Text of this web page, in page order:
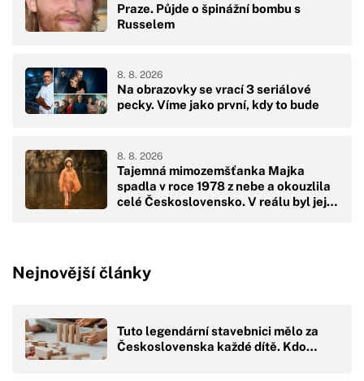
Praze. Půjde o špinážní bombu s
Russelem
Na obrazovky se vrací 3 seriálové
pecky. Víme jako první, kdy to bude
8. 8. 2026
Tajemná mimozemšťanka Majka
spadla v roce 1978 z nebe a okouzlila
celé Československo. V reálu byl její
8. 8. 2026
Nejnovější články
Tuto legendární stavebnici mělo za
Československa každé dítě. Kdo…